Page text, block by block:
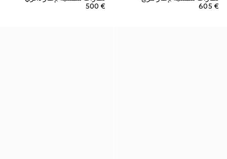
€ 605
€ 500